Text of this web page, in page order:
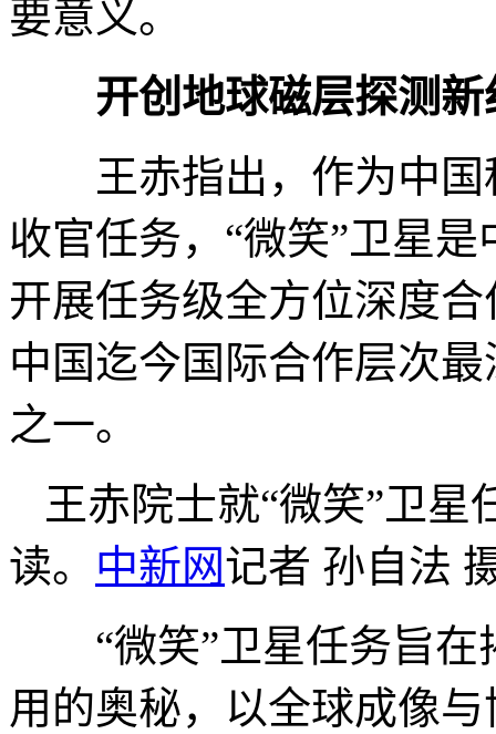
要意义。
开创地球磁层探测新
王赤指出，作为中国
收官任务，“微笑”卫星
开展任务级全方位深度
中国迄今国际合作层次
之一。
王赤院士就“微笑”卫
读。 中新网记者 孙自法
“微笑”卫星任务旨在
用的奥秘，以全球成像